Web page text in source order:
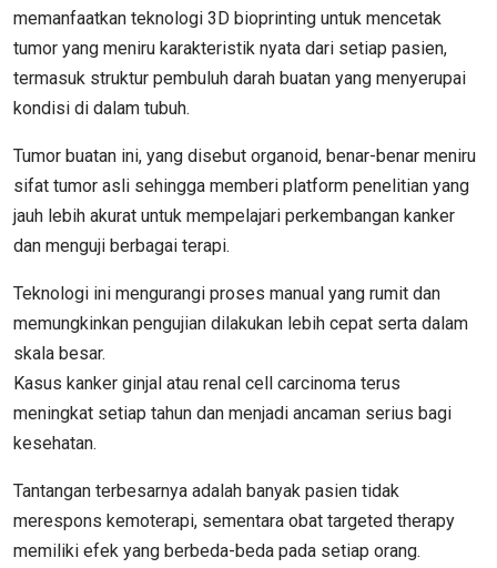
memanfaatkan teknologi 3D bioprinting untuk mencetak
tumor yang meniru karakteristik nyata dari setiap pasien,
termasuk struktur pembuluh darah buatan yang menyerupai
kondisi di dalam tubuh.
Tumor buatan ini, yang disebut organoid, benar-benar meniru
sifat tumor asli sehingga memberi platform penelitian yang
jauh lebih akurat untuk mempelajari perkembangan kanker
dan menguji berbagai terapi.
Teknologi ini mengurangi proses manual yang rumit dan
memungkinkan pengujian dilakukan lebih cepat serta dalam
skala besar.
Kasus kanker ginjal atau renal cell carcinoma terus
meningkat setiap tahun dan menjadi ancaman serius bagi
kesehatan.
Tantangan terbesarnya adalah banyak pasien tidak
merespons kemoterapi, sementara obat targeted therapy
memiliki efek yang berbeda-beda pada setiap orang.